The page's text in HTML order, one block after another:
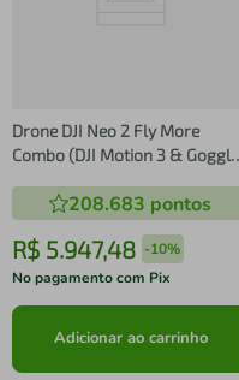
Drone DJI Neo 2 Fly More
Combo (DJI Motion 3 &
208.683 pontos
R$ 5.947,48 -10%
No pagamento com Pix
Adicionar ao carrinho